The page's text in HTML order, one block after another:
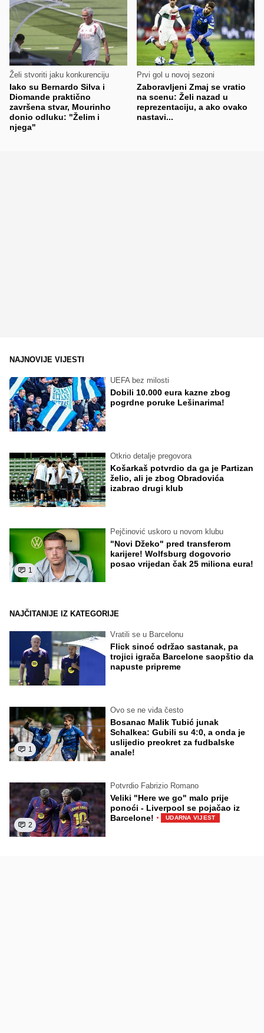
Želi stvoriti jaku konkurenciju
Iako su Bernardo Silva i
Diomande praktično
završena stvar, Mourinho
donio odluku: "Želim i
njega"
Prvi gol u novoj sezoni
Zaboravljeni Zmaj se vratio
na scenu: Želi nazad u
reprezentaciju, a ako ovako
nastavi...
NAJNOVIJE VIJESTI
UEFA bez milosti
Dobili 10.000 eura kazne zbog
pogrdne poruke Lešinarima!
Otkrio detalje pregovora
Košarkaš potvrdio da ga je Partizan
želio, ali je zbog Obradovića
izabrao drugi klub
1
Pejčinović uskoro u novom klubu
"Novi Džeko" pred transferom
karijere! Wolfsburg dogovorio
posao vrijedan čak 25 miliona eura!
NAJČITANIJE IZ KATEGORIJE
Vratili se u Barcelonu
Flick sinoć održao sastanak, pa
trojici igrača Barcelone saopštio da
napuste pripreme
1
Ovo se ne viđa često
Bosanac Malik Tubić junak
Schalkea: Gubili su 4:0, a onda je
uslijedio preokret za fudbalske
anale!
2
Potvrdio Fabrizio Romano
Veliki "Here we go" malo prije
ponoći - Liverpool se pojačao iz
Barcelone! · UDARNA VIJEST